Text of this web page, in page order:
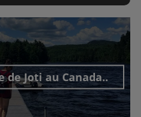
de Joti au Canada..